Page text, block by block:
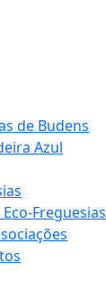
de Budens
Azul
Freguesias